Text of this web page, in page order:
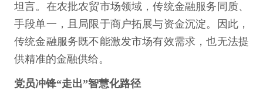
坦言。在农批农贸市场领域，传统金融服务同质、
手段单一，且局限于商户拓展与资金沉淀。因此，
传统金融服务既不能激发市场有效需求，也无法提
供精准的金融供给。
党员冲锋“走出”智慧化路径